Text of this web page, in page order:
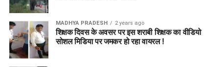
MADHYA PRADESH 2 years ago
शिक्षक दिवस के अवसर पर इस शराबी शिक्षक का वीडियो
सोशल मिडिया पर जमकर हो रहा वायरल !